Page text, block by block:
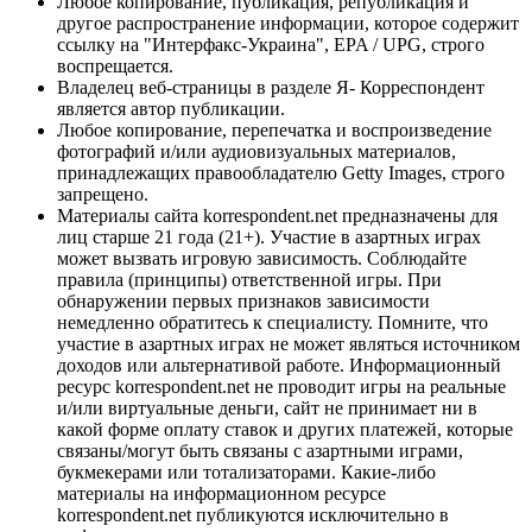
другое распространение информации, которое содержит
ссылку на "Интерфакс-Украина", EPA / UPG, строго
воспрещается.
Владелец веб-страницы в разделе Я- Корреспондент
является автор публикации.
Любое копирование, перепечатка и воспроизведение
фотографий и/или аудиовизуальных материалов,
принадлежащих правообладателю Getty Images, строго
запрещено.
Материалы сайта korrespondent.net предназначены для
лиц старше 21 года (21+). Участие в азартных играх
может вызвать игровую зависимость. Соблюдайте
правила (принципы) ответственной игры. При
обнаружении первых признаков зависимости
немедленно обратитесь к специалисту. Помните, что
участие в азартных играх не может являться источником
доходов или альтернативой работе. Информационный
ресурс korrespondent.net не проводит игры на реальные
и/или виртуальные деньги, сайт не принимает ни в
какой форме оплату ставок и других платежей, которые
связаны/могут быть связаны с азартными играми,
букмекерами или тотализаторами. Какие-либо
материалы на информационном ресурсе
korrespondent.net публикуются исключительно в